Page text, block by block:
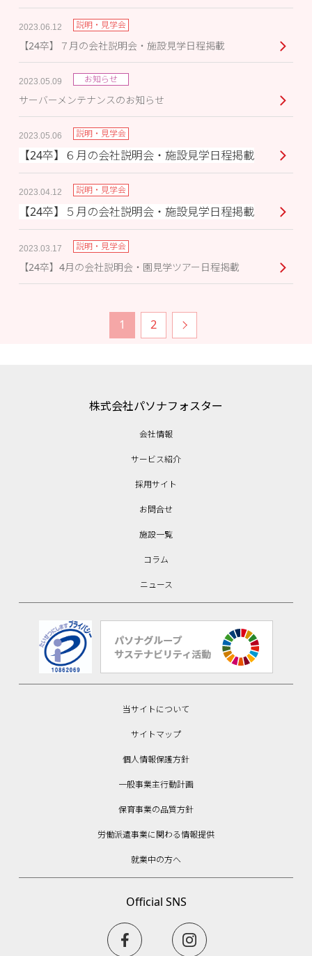
2023.06.12 説明・見学会
【24卒】７月の会社説明会・施設見学日程掲載
2023.05.09 お知らせ
サーバーメンテナンスのお知らせ
2023.05.06 説明・見学会
【24卒】６月の会社説明会・施設見学日程掲載
2023.04.12 説明・見学会
【24卒】５月の会社説明会・施設見学日程掲載
2023.03.17 説明・見学会
【24卒】4月の会社説明会・園見学ツアー日程掲載
1 2
株式会社パソナフォスター
会社情報
サービス紹介
採用サイト
お問合せ
施設一覧
コラム
ニュース
当サイトについて
サイトマップ
個人情報保護方針
一般事業主行動計画
保育事業の品質方針
労働派遣事業に関わる情報提供
就業中の方へ
Official SNS